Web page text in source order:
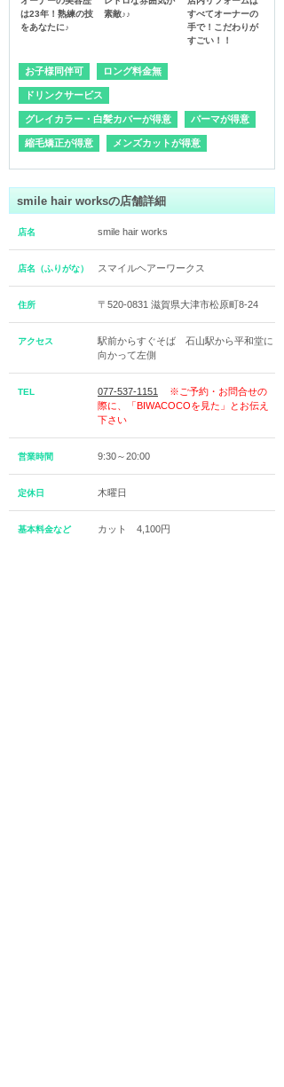
は23年！熟練の技
をあなたに♪
素敵♪♪
すべてオーナーの
手で！こだわりが
すごい！！
お子様同伴可 ロング料金無
ドリンクサービス
グレイカラー・白髪カバーが得意 パーマが得意
縮毛矯正が得意 メンズカットが得意
smile hair worksの店舗詳細
店名 smile hair works
店名（ふりがな） スマイルヘアーワークス
住所 〒520-0831 滋賀県大津市松原町8-24
アクセス
駅前からすぐそば 石山駅から平和堂に
向かって左側
TEL 077-537-1151
※ご予約・お問合せの
際に、「BIWACOCOを見た」とお伝え
下さい
営業時間 9:30～20:00
定休日 木曜日
基本料金など カット 4,100円